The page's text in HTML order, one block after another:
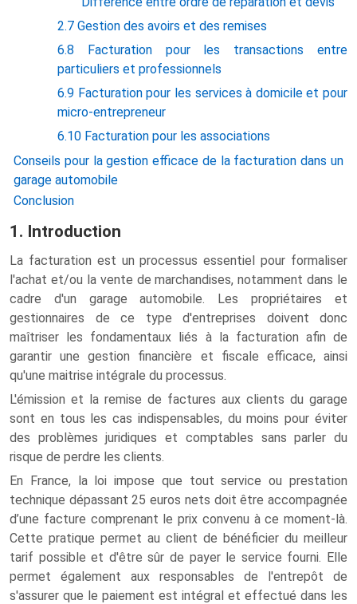
2.7 Gestion des avoirs et des remises
6.8 Facturation pour les transactions entre
particuliers et professionnels
6.9 Facturation pour les services à domicile et pour
micro-entrepreneur
6.10 Facturation pour les associations
Conseils pour la gestion efficace de la facturation dans un
garage automobile
Conclusion
1. Introduction
La facturation est un processus essentiel pour formaliser
l'achat et/ou la vente de marchandises, notamment dans le
cadre d'un garage automobile. Les propriétaires et
gestionnaires de ce type d'entreprises doivent donc
maîtriser les fondamentaux liés à la facturation afin de
garantir une gestion financière et fiscale efficace, ainsi
qu'une maitrise intégrale du processus.
L'émission et la remise de factures aux clients du garage
sont en tous les cas indispensables, du moins pour éviter
des problèmes juridiques et comptables sans parler du
risque de perdre les clients.
En France, la loi impose que tout service ou prestation
technique dépassant 25 euros nets doit être accompagnée
d’une facture comprenant le prix convenu à ce moment-là.
Cette pratique permet au client de bénéficier du meilleur
tarif possible et d'être sûr de payer le service fourni. Elle
permet également aux responsables de l'entrepôt de
s'assurer que le paiement est intégral et effectué dans les